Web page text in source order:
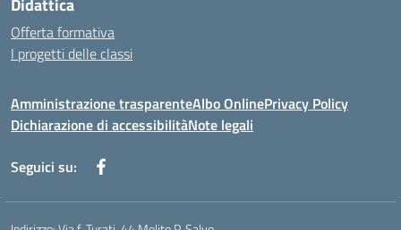
Didattica
Offerta formativa
I progetti delle classi
Amministrazione trasparenteAlbo OnlinePrivacy Policy
Dichiarazione di accessibilitàNote legali
Seguici su: